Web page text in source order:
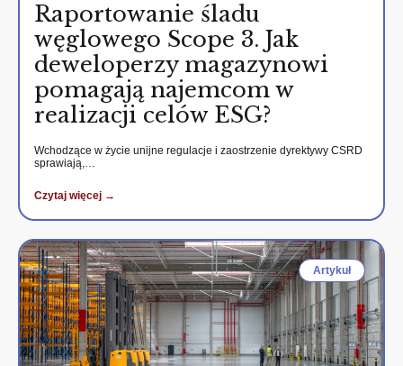
Raportowanie śladu
węglowego Scope 3. Jak
deweloperzy magazynowi
pomagają najemcom w
realizacji celów ESG?
Wchodzące w życie unijne regulacje i zaostrzenie dyrektywy CSRD
sprawiają,…
Czytaj więcej →
Artykuł